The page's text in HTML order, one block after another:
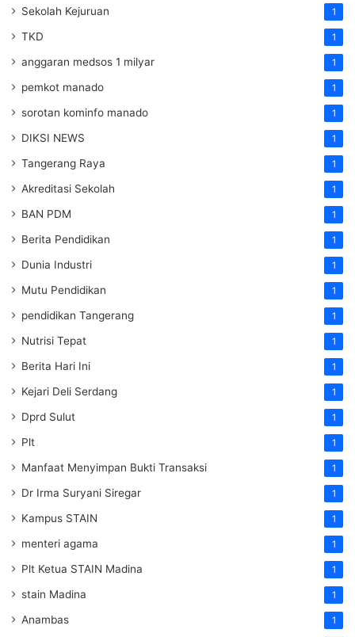
Sekolah Kejuruan 1
TKD 1
anggaran medsos 1 milyar 1
pemkot manado 1
sorotan kominfo manado 1
DIKSI NEWS 1
Tangerang Raya 1
Akreditasi Sekolah 1
BAN PDM 1
Berita Pendidikan 1
Dunia Industri 1
Mutu Pendidikan 1
pendidikan Tangerang 1
Nutrisi Tepat 1
Berita Hari Ini 1
Kejari Deli Serdang 1
Dprd Sulut 1
Plt 1
Manfaat Menyimpan Bukti Transaksi 1
Dr Irma Suryani Siregar 1
Kampus STAIN 1
menteri agama 1
Plt Ketua STAIN Madina 1
stain Madina 1
Anambas 1